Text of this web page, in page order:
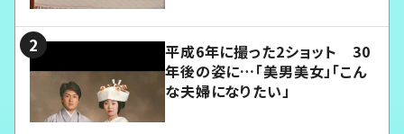
平成6年に撮った2ショット 30
年後の姿に…「美男美女」「こん
な夫婦になりたい」